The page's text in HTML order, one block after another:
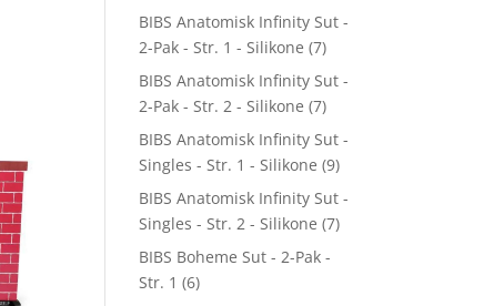
BIBS Anatomisk Infinity Sut -
2-Pak - Str. 1 - Silikone (7)
BIBS Anatomisk Infinity Sut -
2-Pak - Str. 2 - Silikone (7)
BIBS Anatomisk Infinity Sut -
Singles - Str. 1 - Silikone (9)
BIBS Anatomisk Infinity Sut -
Singles - Str. 2 - Silikone (7)
BIBS Boheme Sut - 2-Pak -
Str. 1 (6)